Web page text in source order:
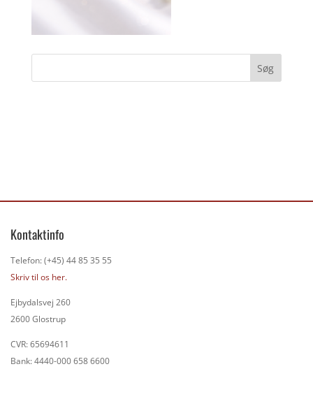
Kontaktinfo
Telefon: (+45) 44 85 35 55
Skriv til os her.
Ejbydalsvej 260
2600 Glostrup
CVR: 65694611
Bank: 4440-000 658 6600